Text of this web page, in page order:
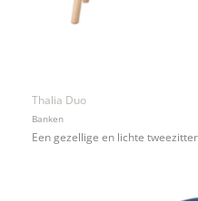
Thalia Duo
Banken
Een gezellige en lichte tweezitter